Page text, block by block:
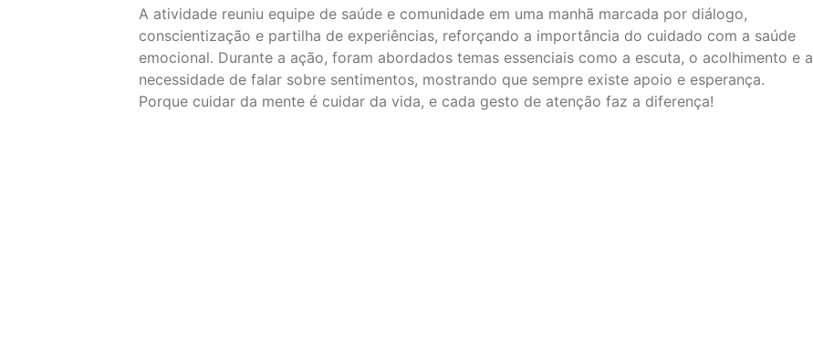
A atividade reuniu equipe de saúde e comunidade em uma manhã marcada por diálogo,
conscientização e partilha de experiências, reforçando a importância do cuidado com a saúde
emocional. Durante a ação, foram abordados temas essenciais como a escuta, o acolhimento e a
necessidade de falar sobre sentimentos, mostrando que sempre existe apoio e esperança.
Porque cuidar da mente é cuidar da vida, e cada gesto de atenção faz a diferença!